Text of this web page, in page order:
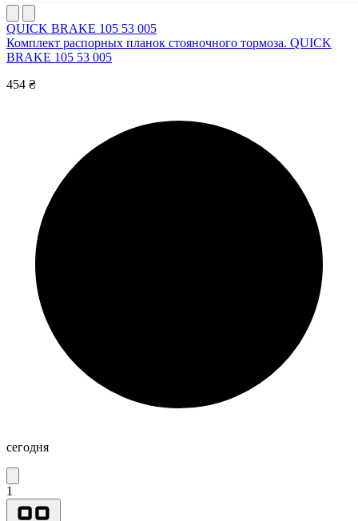
QUICK BRAKE 105 53 005
Комплект распорных планок стояночного тормоза. QUICK
BRAKE 105 53 005
454 ₴
сегодня
1